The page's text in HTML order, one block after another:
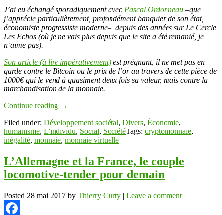
Link
Partager
J’ai eu échangé sporadiquement avec Pascal Ordonneau –que
j’apprécie particulièrement, profondément banquier de son état,
économiste progressiste moderne– depuis des années sur Le Cercle
Les Echos (où je ne vais plus depuis que le site a été remanié, je
n’aime pas).
Son article (à lire impérativement) est prégnant, il ne met pas en
garde contre le Bitcoin ou le prix de l’or au travers de cette pièce de
1000€ qui le vend à quasiment deux fois sa valeur, mais contre la
marchandisation de la monnaie.
Continue reading →
Filed under: Développement sociétal, Divers, Économie,
humanisme, L'individu, Social, SociétéTags: cryptomonnaie,
inégalité, monnaie, monnaie virtuelle
L’Allemagne et la France, le couple
locomotive-tender pour demain
Posted 28 mai 2017 by Thierry Curty | Leave a comment